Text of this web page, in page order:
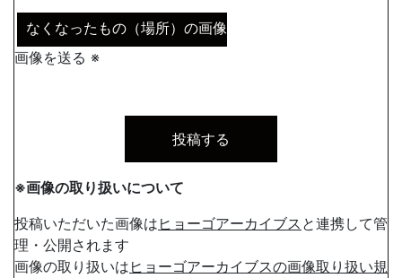
なくなったもの（場所）の画像
画像を送る ※
※画像の取り扱いについて
投稿いただいた画像は ヒョーゴアーカイブス と連携して管
理・公開されます
画像の取り扱いは ヒョーゴアーカイブスの画像取り扱い規